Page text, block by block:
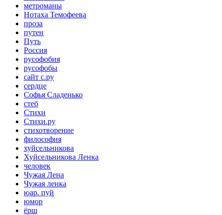
метроманы
Нотаха Темофеева
проза
путен
Путь
Россия
русофобия
русофобы
сайт с.ру
сердце
Софья Сладенько
стеб
Стихи
Стихи.ру
стихотворение
философия
хуйсельникова
Хуйсельникова Ленка
человек
Чужая Лена
Чужая ленка
юар. пуй
юмор
ёрш